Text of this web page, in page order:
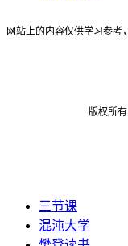
网站上的内容仅供学习参考
版权所有
三节课
混沌大学